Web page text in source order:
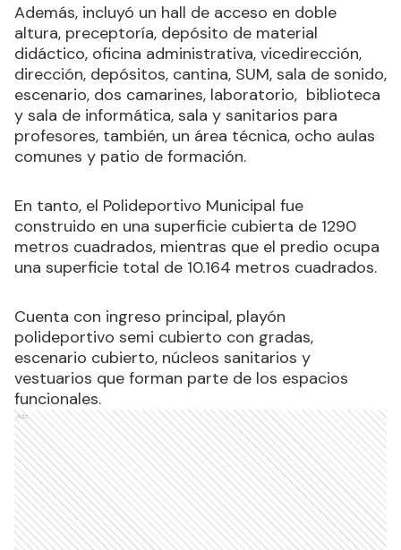
Además, incluyó un hall de acceso en doble
altura, preceptoría, depósito de material
didáctico, oficina administrativa, vicedirección,
dirección, depósitos, cantina, SUM, sala de sonido,
escenario, dos camarines, laboratorio, biblioteca
y sala de informática, sala y sanitarios para
profesores, también, un área técnica, ocho aulas
comunes y patio de formación.
En tanto, el Polideportivo Municipal fue
construido en una superficie cubierta de 1290
metros cuadrados, mientras que el predio ocupa
una superficie total de 10.164 metros cuadrados.
Cuenta con ingreso principal, playón
polideportivo semi cubierto con gradas,
escenario cubierto, núcleos sanitarios y
vestuarios que forman parte de los espacios
funcionales.
Ads